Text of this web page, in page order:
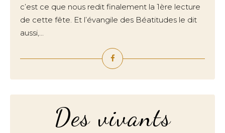
c’est ce que nous redit finalement la 1ère lecture
de cette fête. Et l’évangile des Béatitudes le dit
aussi,...
Des vivants